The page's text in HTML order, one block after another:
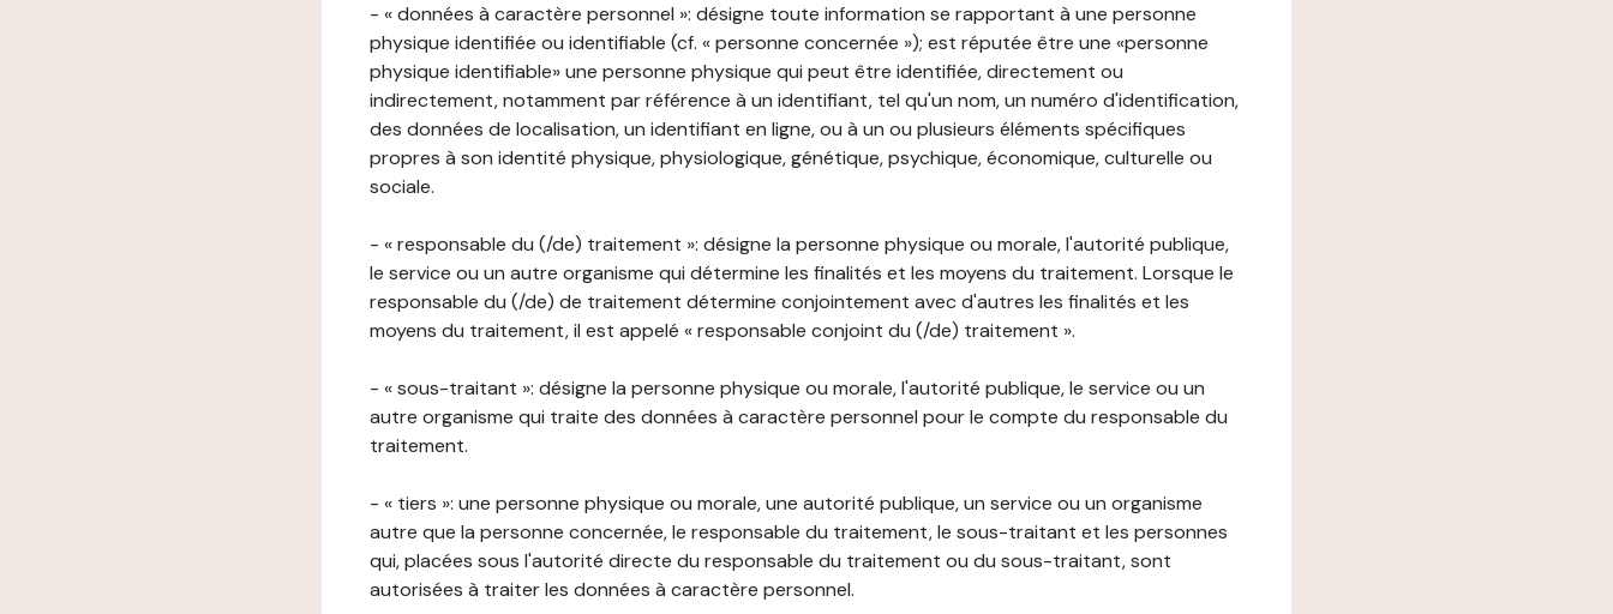
- « données à caractère personnel »: désigne toute information se rapportant à une personne
physique identifiée ou identifiable (cf. « personne concernée »); est réputée être une «personne
physique identifiable» une personne physique qui peut être identifiée, directement ou
indirectement, notamment par référence à un identifiant, tel qu'un nom, un numéro d'identification,
des données de localisation, un identifiant en ligne, ou à un ou plusieurs éléments spécifiques
propres à son identité physique, physiologique, génétique, psychique, économique, culturelle ou
sociale.
- « responsable du (/de) traitement »: désigne la personne physique ou morale, l'autorité publique,
le service ou un autre organisme qui détermine les finalités et les moyens du traitement. Lorsque le
responsable du (/de) de traitement détermine conjointement avec d'autres les finalités et les
moyens du traitement, il est appelé « responsable conjoint du (/de) traitement ».
- « sous-traitant »: désigne la personne physique ou morale, l'autorité publique, le service ou un
autre organisme qui traite des données à caractère personnel pour le compte du responsable du
traitement.
- « tiers »: une personne physique ou morale, une autorité publique, un service ou un organisme
autre que la personne concernée, le responsable du traitement, le sous-traitant et les personnes
qui, placées sous l'autorité directe du responsable du traitement ou du sous-traitant, sont
autorisées à traiter les données à caractère personnel.